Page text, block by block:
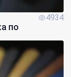
4934
по